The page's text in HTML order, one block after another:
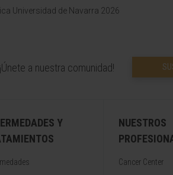
Universidad de Navarra 2026
¡Únete a nuestra comunidad!
Y
NUESTROS
Cancer Center